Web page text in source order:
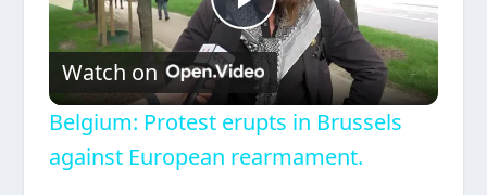
Play
Video
Watch on
Belgium: Protest erupts in Brussels
against European rearmament.